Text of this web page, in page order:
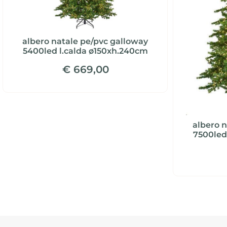
albero natale pe/pvc galloway
5400led l.calda ø150xh.240cm
€ 669,00
albero